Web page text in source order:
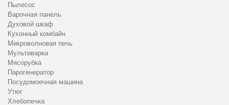
Пылесос
Варочная панель
Духовой шкаф
Кухонный комбайн
Микроволновая печь
Мультиварка
Мясорубка
Парогенератор
Посудомоечная машина
Утюг
Хлебопечка